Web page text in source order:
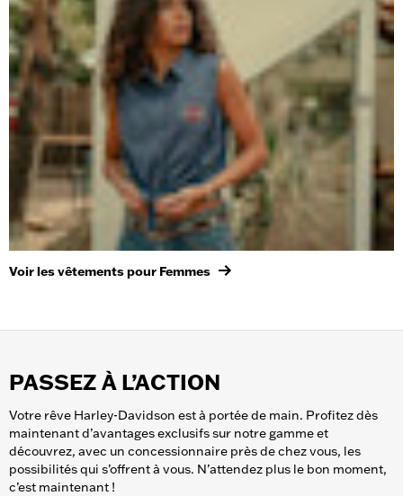
Voir les vêtements pour Femmes
PASSEZ À L’ACTION
Votre rêve Harley-Davidson est à portée de main. Profitez dès
maintenant d’avantages exclusifs sur notre gamme et
découvrez, avec un concessionnaire près de chez vous, les
possibilités qui s’offrent à vous. N’attendez plus le bon moment,
c’est maintenant !